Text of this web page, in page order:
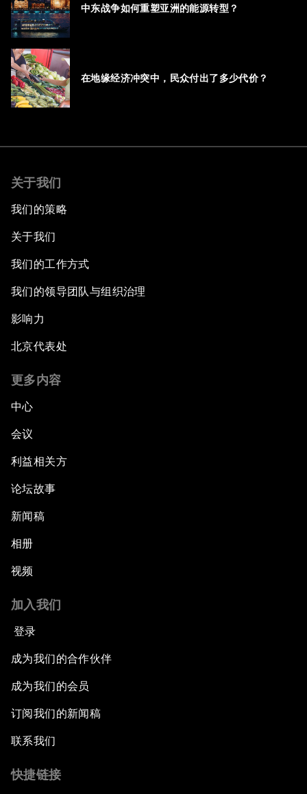
中东战争如何重塑亚洲的能源转型？
在地缘经济冲突中，民众付出了多少代价？
关于我们
我们的策略
关于我们
我们的工作方式
我们的领导团队与组织治理
影响力
北京代表处
更多内容
中心
会议
利益相关方
论坛故事
新闻稿
相册
视频
加入我们
登录
成为我们的合作伙伴
成为我们的会员
订阅我们的新闻稿
联系我们
快捷链接